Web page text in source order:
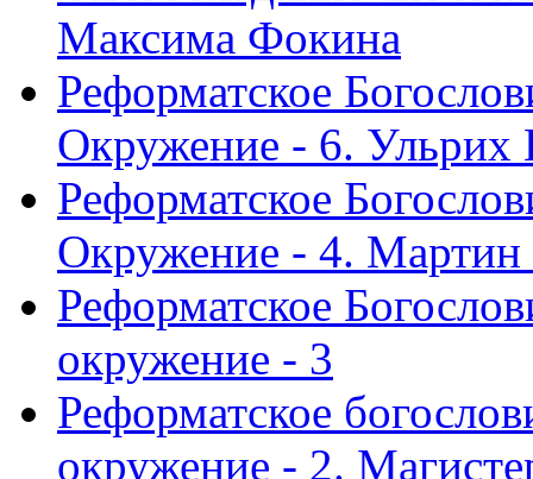
Максима Фокина
Реформатское
Окружение - 6. Ульрих
Реформатское
Окружение - 4.
Реформатское
окружение - 3
Реформатское
окружение - 2.